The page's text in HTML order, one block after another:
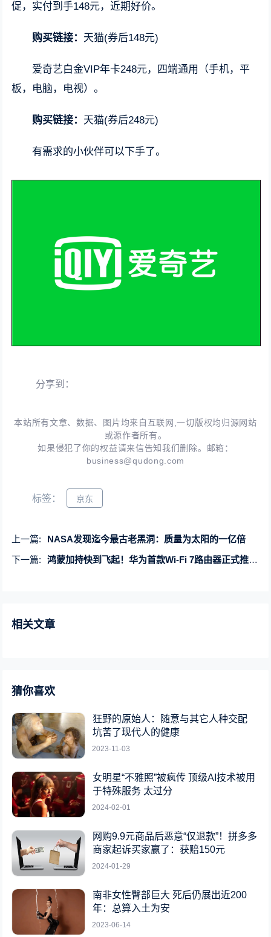
促，实付到手148元，近期好价。
购买链接： 天猫(券后148元)
爱奇艺白金VIP年卡248元，四端通用（手机，平
板，电脑，电视）。
购买链接： 天猫(券后248元)
有需求的小伙伴可以下手了。
分享到：
本站所有文章、数据、图片均来自互联网,一切版权均归源网站
或源作者所有。
如果侵犯了你的权益请来信告知我们删除。邮箱：
business@qudong.com
标签： 京东
上一篇:
NASA发现迄今最古老黑洞：质量为太阳的一亿倍
下一篇:
鸿蒙加持快到飞起！华为首款Wi-Fi 7路由器正式推出：399元起
相关文章
猜你喜欢
狂野的原始人：随意与其它人种交配
坑苦了现代人的健康
2023-11-03
女明星“不雅照”被疯传 顶级AI技术被用
于特殊服务 太过分
2024-02-01
网购9.9元商品后恶意“仅退款”！拼多多
商家起诉买家赢了：获赔150元
2024-01-29
南非女性臀部巨大 死后仍展出近200
年：总算入土为安
2023-06-14